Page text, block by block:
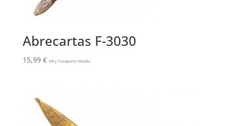
Abrecartas F-3030
15,99 € IVA y Transporte Incluido